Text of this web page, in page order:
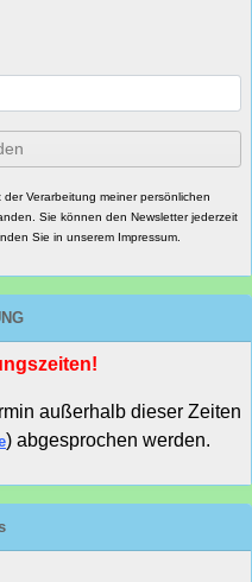
Verarbeitung meiner persönlichen
Sie können den Newsletter jederzeit
Sie in unserem Impressum.
außerhalb dieser Zeiten
) abgesprochen werden.